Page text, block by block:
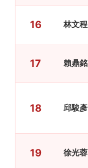
16 林文程
17 賴鼎銘
18 邱駿彥
19 徐光蓉